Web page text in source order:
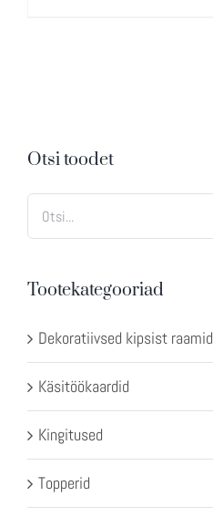
Otsi toodet
Tootekategooriad
Dekoratiivsed kipsist raamid
Käsitöökaardid
Kingitused
Topperid